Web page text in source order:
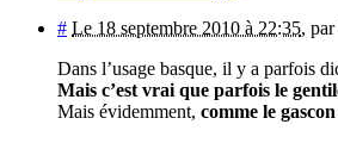
# Le 18 septembre 2010 à 22:35, par
Dans l’usage basque, il y a parfois
Mais c’est vrai que parfois le
Mais évidemment, comme le